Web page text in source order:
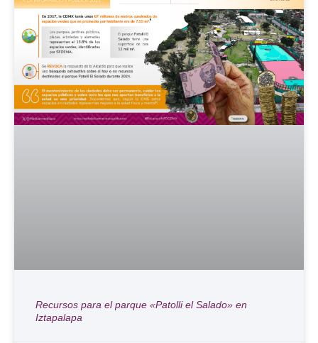
Recursos para el parque «Patolli el Salado» en
Iztapalapa